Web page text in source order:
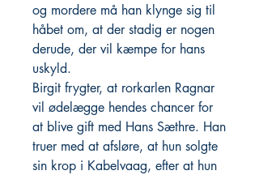
og mordere må han klynge sig til
håbet om, at der stadig er nogen
derude, der vil kæmpe for hans
uskyld.
Birgit frygter, at rorkarlen Ragnar
vil ødelægge hendes chancer for
at blive gift med Hans Sæthre. Han
truer med at afsløre, at hun solgte
sin krop i Kabelvaag, efter at hun